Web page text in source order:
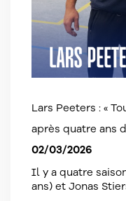
Lars Peeters : «
après quatre ans
02/03/2026
Il y a quatre
ans) et Jonas